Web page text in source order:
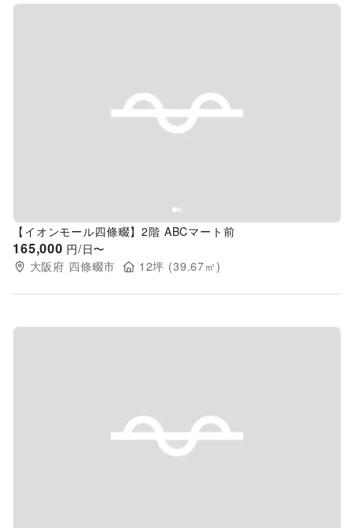
Previous slide
【イオンモール四條畷】2階 ABCマート前
165,000 円/日〜
大阪府 四條畷市 12坪 (39.67㎡)
Previous slide